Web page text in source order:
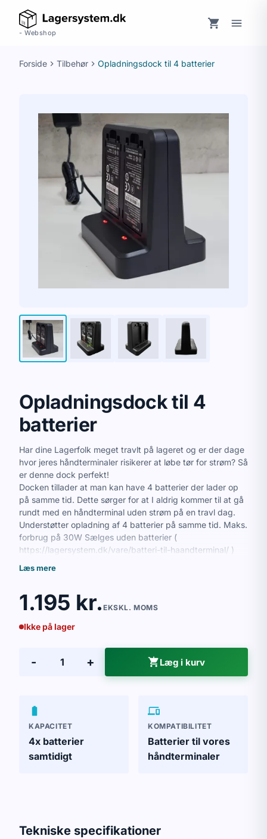
Spring til indhold
- Webshop
Forside Tilbehør Opladningsdock til 4 batterier
Opladningsdock til 4
batterier
Har dine Lagerfolk meget travlt på lageret og er der dage
hvor jeres håndterminaler risikerer at løbe tør for strøm? Så
er denne dock perfekt!
Docken tillader at man kan have 4 batterier der lader op
på samme tid. Dette sørger for at I aldrig kommer til at gå
rundt med en håndterminal uden strøm på en travl dag.
Understøtter opladning af 4 batterier på samme tid. Maks.
forbrug på 30W Sælges uden batterier (
https://lagersystem.dk/vare/batteri-til-haandterminal/ )
Læs mere
1.195 kr. EKSKL. MOMS
Ikke på lager
- 1 + Læg i kurv
KAPACITET
4x batterier
samtidigt
KOMPATIBILITET
Batterier til vores
håndterminaler
Tekniske specifikationer